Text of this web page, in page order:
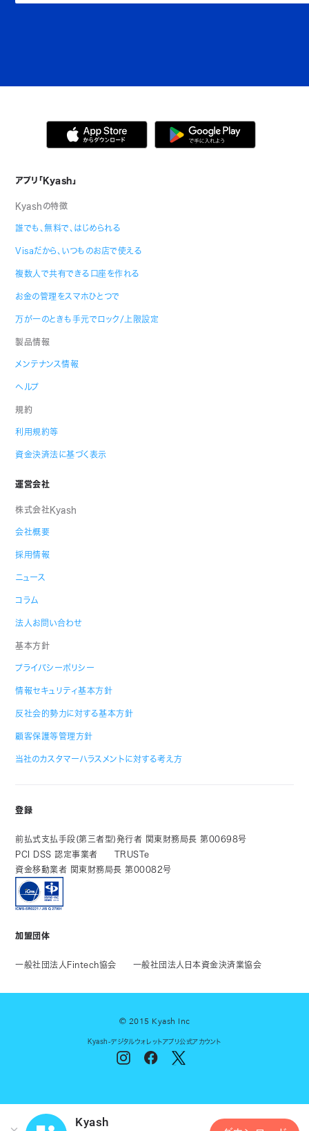
アプリ「Kyash」
Kyashの特徴
誰でも、無料で、はじめられる
Visaだから、いつものお店で使える
複数人で共有できる口座を作れる
お金の管理をスマホひとつで
万が一のときも手元でロック/上限設定
製品情報
メンテナンス情報
ヘルプ
規約
利用規約等
資金決済法に基づく表示
運営会社
株式会社Kyash
会社概要
採用情報
ニュース
コラム
法人お問い合わせ
基本方針
プライバシーポリシー
情報セキュリティ基本方針
反社会的勢力に対する基本方針
顧客保護等管理方針
当社のカスタマーハラスメントに対する考え方
登録
前払式支払手段(第三者型)発行者 関東財務局長 第00698号
PCI DSS 認定事業者
TRUSTe
資金移動業者 関東財務局長 第00082号
加盟団体
一般社団法人Fintech協会 一般社団法人日本資金決済業協会
© 2015 Kyash Inc
Kyash-デジタルウォレットアプリ公式アカウント
Kyash